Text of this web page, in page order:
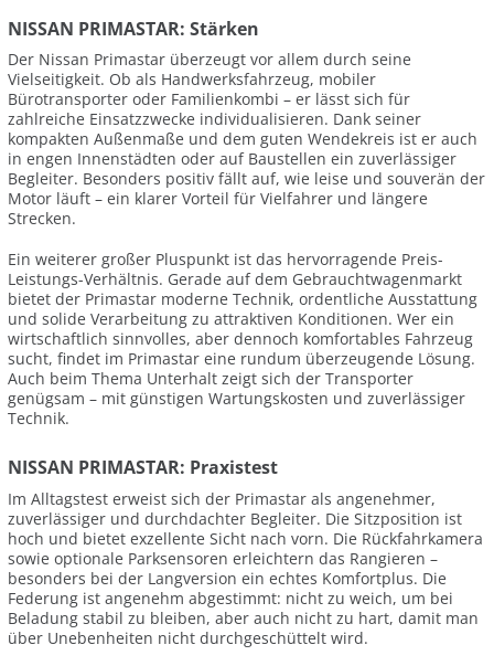
NISSAN PRIMASTAR: Stärken
Der Nissan Primastar überzeugt vor allem durch seine
Vielseitigkeit. Ob als Handwerksfahrzeug, mobiler
Bürotransporter oder Familienkombi – er lässt sich für
zahlreiche Einsatzzwecke individualisieren. Dank seiner
kompakten Außenmaße und dem guten Wendekreis ist er auch
in engen Innenstädten oder auf Baustellen ein zuverlässiger
Begleiter. Besonders positiv fällt auf, wie leise und souverän der
Motor läuft – ein klarer Vorteil für Vielfahrer und längere
Strecken.
Ein weiterer großer Pluspunkt ist das hervorragende Preis-
Leistungs-Verhältnis. Gerade auf dem Gebrauchtwagenmarkt
bietet der Primastar moderne Technik, ordentliche Ausstattung
und solide Verarbeitung zu attraktiven Konditionen. Wer ein
wirtschaftlich sinnvolles, aber dennoch komfortables Fahrzeug
sucht, findet im Primastar eine rundum überzeugende Lösung.
Auch beim Thema Unterhalt zeigt sich der Transporter
genügsam – mit günstigen Wartungskosten und zuverlässiger
Technik.
NISSAN PRIMASTAR: Praxistest
Im Alltagstest erweist sich der Primastar als angenehmer,
zuverlässiger und durchdachter Begleiter. Die Sitzposition ist
hoch und bietet exzellente Sicht nach vorn. Die Rückfahrkamera
sowie optionale Parksensoren erleichtern das Rangieren –
besonders bei der Langversion ein echtes Komfortplus. Die
Federung ist angenehm abgestimmt: nicht zu weich, um bei
Beladung stabil zu bleiben, aber auch nicht zu hart, damit man
über Unebenheiten nicht durchgeschüttelt wird.